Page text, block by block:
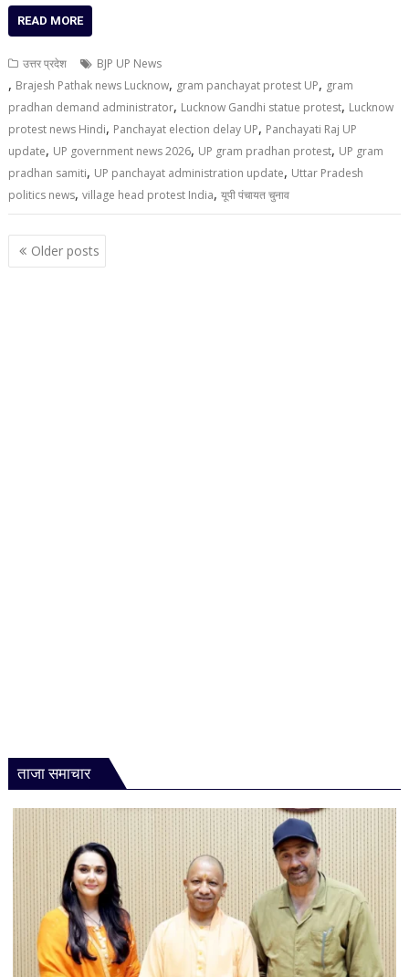
READ MORE
उत्तर प्रदेश BJP UP News
, Brajesh Pathak news Lucknow, gram panchayat protest UP, gram
pradhan demand administrator, Lucknow Gandhi statue protest, Lucknow
protest news Hindi, Panchayat election delay UP, Panchayati Raj UP
update, UP government news 2026, UP gram pradhan protest, UP gram
pradhan samiti, UP panchayat administration update, Uttar Pradesh
politics news,village head protest India,यूपी पंचायत चुनाव
Posts
navigation
Older posts
ताजा समाचार